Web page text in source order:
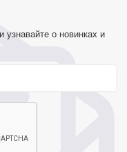
узнавайте о новинках и